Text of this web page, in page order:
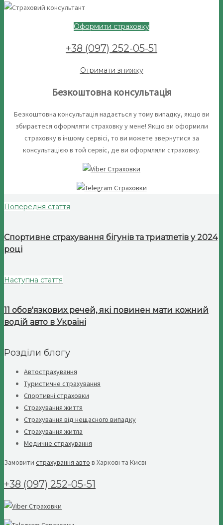
Оформити страховку
+38 (097) 252-05-51
Отримати знижку
Безкоштовна консультація
Безкоштовна консультація надається у тому випадку, якщо ви
збираєтеся оформляти страховку у мене! Якщо ви оформили
страховку в іншому сервісі, то ви можете звернутися за
консультацією в той сервіс, де ви оформляли страховку.
Попередня стаття
Спортивне страхування бігунів та триатлетів у 2024
році
Наступна стаття
11 обов'язкових речей, які повинен мати кожний
водій авто в Україні
Розділи блогу
Автострахування
Туристичне страхування
Спортивні страховки
Страхування життя
Страхування від нещасного випадку
Страхування житла
Медичне страхування
Замовити страхування авто в Харкові та Києві
+38 (097) 252-05-51